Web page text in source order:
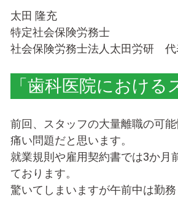
太田 隆充
特定社会保険労務士
社会保険労務士法人太田労研 代
「歯科医院におけ
前回、スタッフの大量離職の可
痛い問題だと思います。
就業規則や雇用契約書では3か月
ております。
驚いてしまいますが午前中は勤